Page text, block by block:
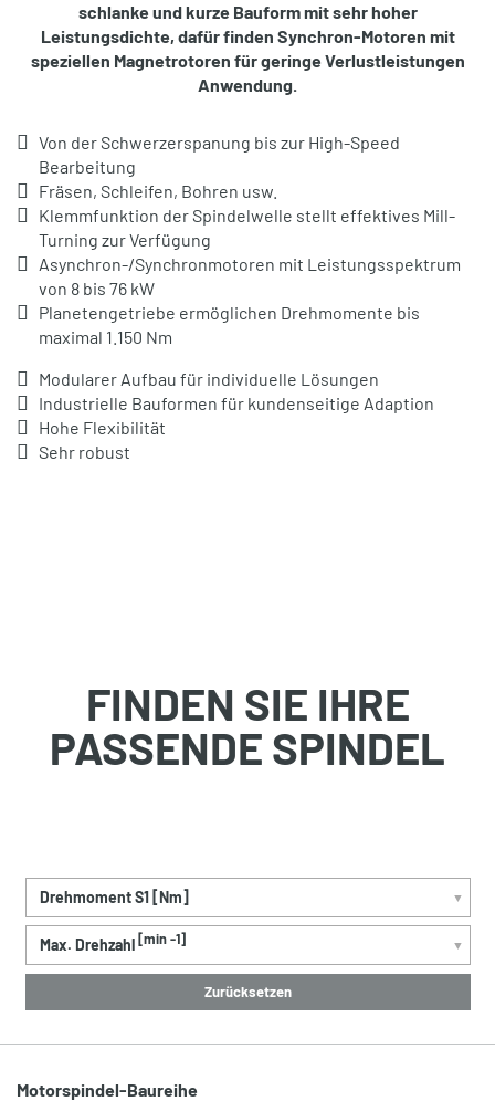
schlanke und kurze Bauform mit sehr hoher
Leistungsdichte, dafür finden Synchron-Motoren mit
speziellen Magnetrotoren für geringe Verlustleistungen
Anwendung.
Von der Schwerzerspanung bis zur High-Speed
Bearbeitung
Fräsen, Schleifen, Bohren usw.
Klemmfunktion der Spindelwelle stellt effektives Mill-
Turning zur Verfügung
Asynchron-/Synchronmotoren mit Leistungsspektrum
von 8 bis 76 kW
Planetengetriebe ermöglichen Drehmomente bis
maximal 1.150 Nm
Modularer Aufbau für individuelle Lösungen
Industrielle Bauformen für kundenseitige Adaption
Hohe Flexibilität
Sehr robust
FINDEN SIE IHRE
PASSENDE SPINDEL
Drehmoment S1 [Nm] ▼
Max. Drehzahl[min -1] ▼
Zurücksetzen
Motorspindel-Baureihe